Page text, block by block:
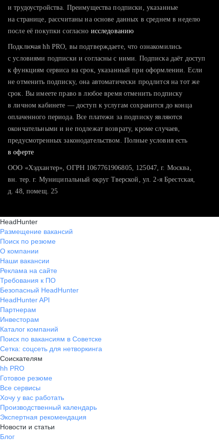
тратите много времени на поиск и вручную поднимаете
хотите сравнить себя с конкурентами и оценить шансы
и трудоустройства. Преимущества подписки, указанные
на странице, рассчитаны на основе данных в среднем в неделю
после её покупки согласно исследованию
Подключая hh PRO, вы подтверждаете, что ознакомились
с условиями подписки и согласны с ними. Подписка даёт доступ
к функциям сервиса на срок, указанный при оформлении. Если
не отменить подписку, она автоматически продлится на тот же
срок. Вы имеете право в любое время отменить подписку
в личном кабинете — доступ к услугам сохранится до конца
оплаченного периода. Все платежи за подписку являются
окончательными и не подлежат возврату, кроме случаев,
предусмотренных законодательством. Полные условия есть
в оферте
ООО «Хэдхантер», ОГРН 1067761906805, 125047, г. Москва,
вн. тер. г. Муниципальный округ Тверской, ул. 2-я Брестская,
д. 48, помещ. 25
HeadHunter
Размещение вакансий
Поиск по резюме
О компании
Наши вакансии
Реклама на сайте
Требования к ПО
Безопасный HeadHunter
HeadHunter API
Партнерам
Инвесторам
Каталог компаний
Поиск по вакансиям в Советске
Сетка: соцсеть для нетворкинга
Соискателям
hh PRO
Готовое резюме
Все сервисы
Хочу у вас работать
Производственный календарь
Экспертная рекомендация
Новости и статьи
Блог